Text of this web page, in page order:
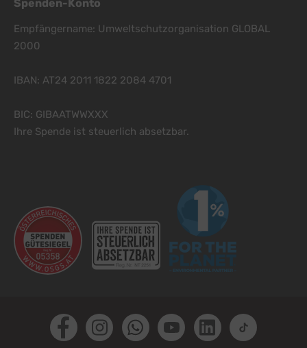
Spenden-Konto
Empfängername: Umweltschutzorganisation GLOBAL
2000
IBAN: AT24 2011 1822 2084 4701
BIC: GIBAATWWXXX
Ihre Spende ist steuerlich absetzbar.